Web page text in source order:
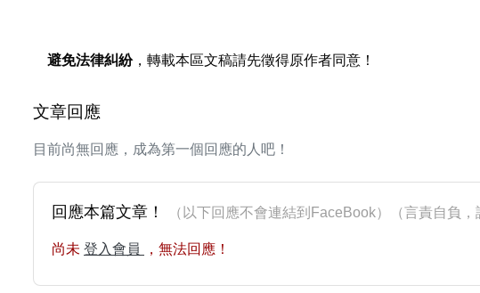
避免法律糾紛，轉載本區文稿請先徵得原作者同意！
文章回應
目前尚無回應，成為第一個回應的人吧！
回應本篇文章！ （以下回應不會連結到FaceBook）（言責自負
尚未 登入會員 ，無法回應！